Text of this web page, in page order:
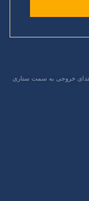
خروجی به سمت ستاری